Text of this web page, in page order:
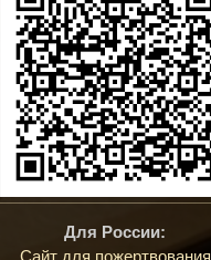
Для России:
Сайт для пожертвования